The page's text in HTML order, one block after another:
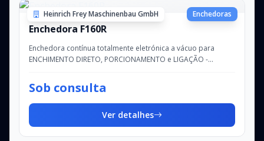
Heinrich Frey Maschinenbau GmbH Enchedoras
Enchedora F160R
Enchedora contínua totalmente eletrónica a vácuo para
ENCHIMENTO DIRETO, PORCIONAMENTO e LIGAÇÃO -
Sob consulta
Ver detalhes